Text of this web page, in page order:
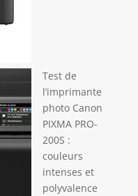
Test de
l’imprimante
photo Canon
PIXMA PRO-
200S :
couleurs
intenses et
polyvalence